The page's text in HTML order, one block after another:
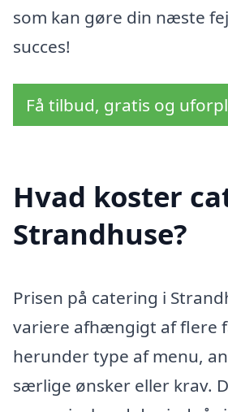
som kan gøre din næste
succes!
Få tilbud, gratis og
Hvad koster
Strandhuse?
Prisen på catering i
variere afhængigt af flere
herunder type af menu,
særlige ønsker eller krav.